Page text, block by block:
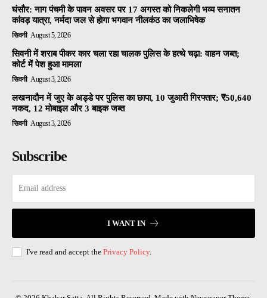
घंसौर: नाग पंचमी के पावन अवसर पर 17 अगस्त को निकलेगी भव्य सनातन
कांवड़ यात्रा, नर्मदा जल से होगा भगवान नीलकंठ का जलाभिषेक
सिवनी August 5, 2026
सिवनी में शराब पीकर कार चला रहा चालक पुलिस के हत्थे चढ़ा: वाहन जब्त;
कोर्ट में पेश हुआ मामला
सिवनी August 3, 2026
लखनादौन में जुए के अड्डे पर पुलिस का छापा, 10 जुआरी गिरफ्तार; ₹50,640
नकद, 12 मोबाइल और 3 बाइक जब्त
सिवनी August 3, 2026
Subscribe
I WANT IN
I've read and accept the Privacy Policy.